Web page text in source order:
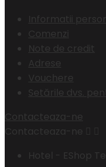
Informatii
Comenzi
Note de credit
Adrese
Vouchere
Setările dvs.
Contacteaza-ne
Contacteaza-ne
Hotel - EShop